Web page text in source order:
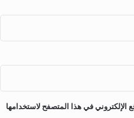
الإلكتروني في هذا المتصفح لاستخدامها